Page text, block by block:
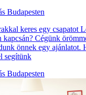
Budapesten
keres egy csapatot
kapcsán? Cégünk
önnek egy ajánlatot.
segítünk
Budapesten